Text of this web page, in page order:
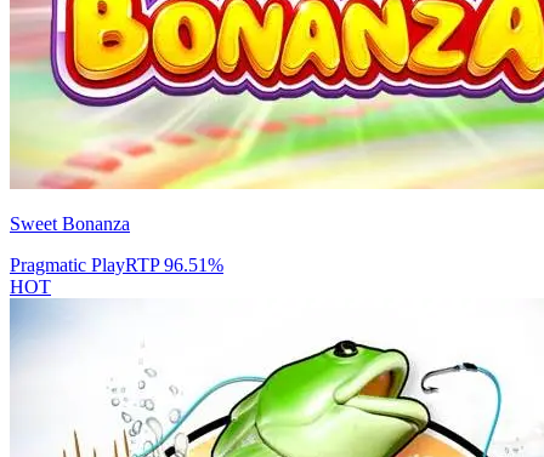
Sweet Bonanza
Pragmatic PlayRTP96.51%
HOT